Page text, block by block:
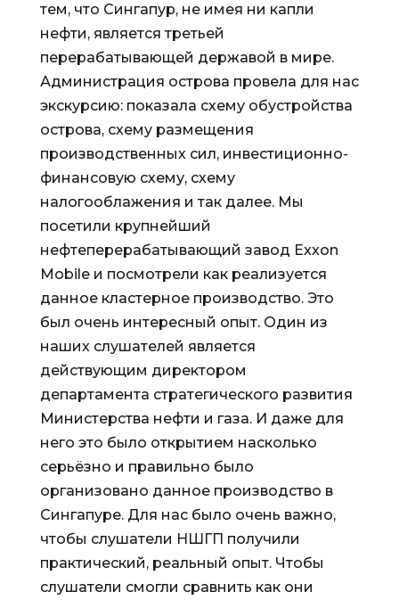
тем, что Сингапур, не имея ни капли
нефти, является третьей
перерабатывающей державой в мире.
Администрация острова провела для нас
экскурсию: показала схему обустройства
острова, схему размещения
производственных сил, инвестиционно-
финансовую схему, схему
налогооблажения и так далее. Мы
посетили крупнейший
нефтеперерабатывающий завод Exxon
Mobile и посмотрели как реализуется
данное кластерное производство. Это
был очень интересный опыт. Один из
наших слушателей является
действующим директором
департамента стратегического развития
Министерства нефти и газа. И даже для
него это было открытием насколько
серьёзно и правильно было
организовано данное производство в
Сингапуре. Для нас было очень важно,
чтобы слушатели НШГП получили
практический, реальный опыт. Чтобы
слушатели смогли сравнить как они